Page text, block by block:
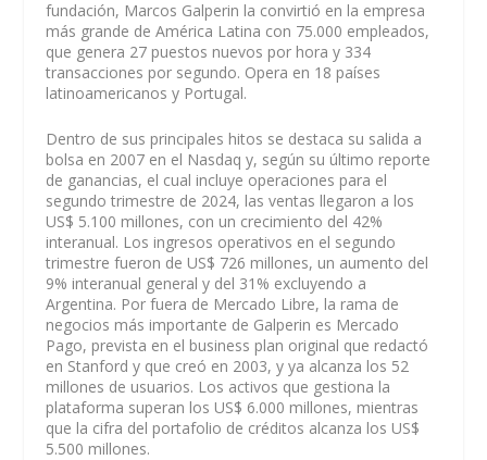
fundación, Marcos Galperin la convirtió en la empresa
más grande de América Latina con 75.000 empleados,
que genera 27 puestos nuevos por hora y 334
transacciones por segundo. Opera en 18 países
latinoamericanos y Portugal.
Dentro de sus principales hitos se destaca su salida a
bolsa en 2007 en el Nasdaq y, según su último reporte
de ganancias, el cual incluye operaciones para el
segundo trimestre de 2024, las ventas llegaron a los
US$ 5.100 millones, con un crecimiento del 42%
interanual. Los ingresos operativos en el segundo
trimestre fueron de US$ 726 millones, un aumento del
9% interanual general y del 31% excluyendo a
Argentina. Por fuera de Mercado Libre, la rama de
negocios más importante de Galperin es Mercado
Pago, prevista en el business plan original que redactó
en Stanford y que creó en 2003, y ya alcanza los 52
millones de usuarios. Los activos que gestiona la
plataforma superan los US$ 6.000 millones, mientras
que la cifra del portafolio de créditos alcanza los US$
5.500 millones.